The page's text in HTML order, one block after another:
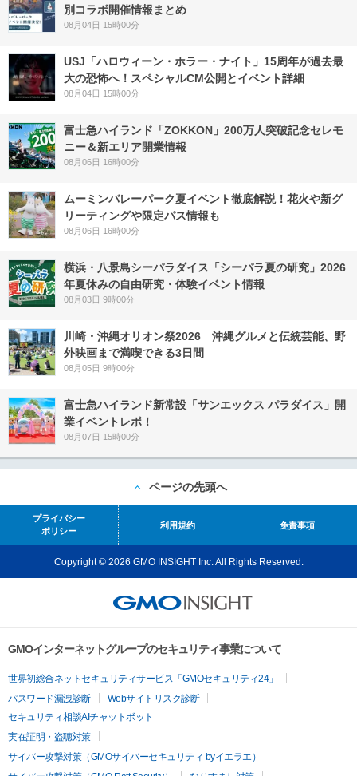
別コラボ開催情報まとめ
08月04日 15時00分
USJ「ハロウィーン・ホラー・ナイト」15周年が過去最
大の恐怖へ！スペシャルCM公開とイベント詳細
08月04日 15時00分
富士急ハイランド「ZOKKON」200万人突破記念セレモ
ニー＆新エリア開業情報
08月06日 16時00分
ムーミンバレーパーク夏イベント徹底解説！花火や新グ
リーティングや限定パス情報も
08月06日 16時00分
横浜・八景島シーパラダイス「シーパラ夏の研究」2026
年夏休みの自由研究・体験イベント情報
08月03日 9時00分
川崎・沖縄オリオン祭2026 沖縄グルメと伝統芸能、野
外映画まで満喫できる3日間
08月05日 9時00分
富士急ハイランド新常設「サンエックス パラダイス」開
業イベントレポ！
08月07日 15時00分
ページの先頭へ
プライバシー
ポリシー
利用規約 免責事項
Copyright © 2026 GMO INSIGHT Inc. All Rights Reserved.
GMOインターネットグループのセキュリティ事業について
世界初総合ネットセキュリティサービス「GMOセキュリティ24」
パスワード漏洩診断
Webサイトリスク診断
セキュリティ相談AIチャットボット
実在証明・盗聴対策
サイバー攻撃対策（GMOサイバーセキュリティ byイエラエ）